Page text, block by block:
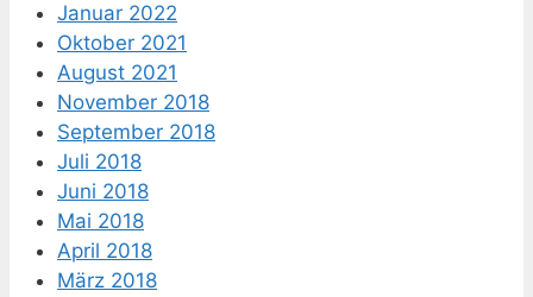
Januar 2022
Oktober 2021
August 2021
November 2018
September 2018
Juli 2018
Juni 2018
Mai 2018
April 2018
März 2018